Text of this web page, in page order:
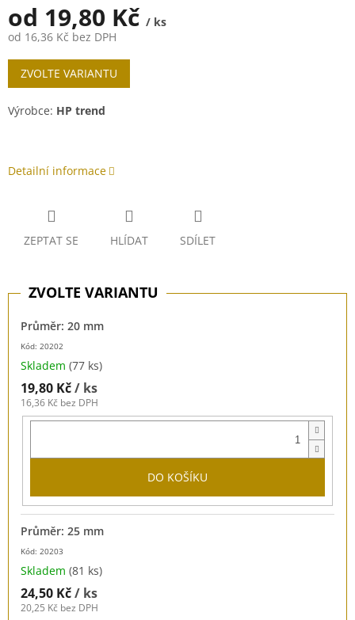
od 19,80 Kč / ks
od 16,36 Kč bez DPH
Měrná
cena:
ZVOLTE VARIANTU
Výrobce: HP trend
Detailní informace
ZEPTAT SE HLÍDAT SDÍLET
Kód: 20202
Průměr: 20 mm
Skladem (77 ks)
19,80 Kč/ ks
16,36 Kč bez DPH
DO KOŠÍKU
Kód: 20203
Průměr: 25 mm
Skladem (81 ks)
24,50 Kč/ ks
20,25 Kč bez DPH